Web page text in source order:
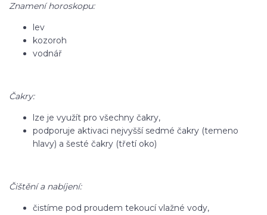
Znamení horoskopu:
lev
kozoroh
vodnář
Čakry:
lze je využít pro všechny čakry,
podporuje aktivaci nejvyšší sedmé čakry (temeno
hlavy) a šesté čakry (třetí oko)
Čištění a nabíjení:
čistíme pod proudem tekoucí vlažné vody,